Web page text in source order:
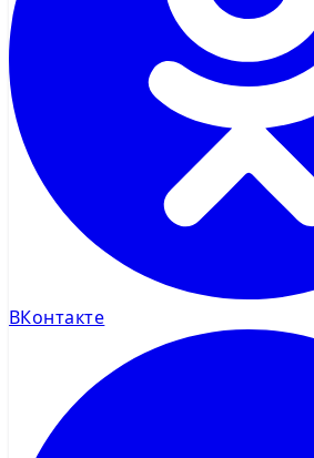
ВКонтакте